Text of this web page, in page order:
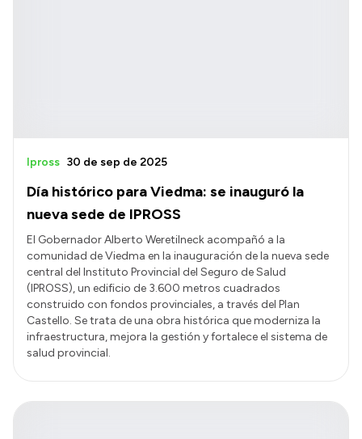
Día histórico para Viedma: se inauguró la
nueva sede de IPROSS
Ipross 30 de sep de 2025
El Gobernador Alberto Weretilneck acompañó a la
comunidad de Viedma en la inauguración de la nueva sede
central del Instituto Provincial del Seguro de Salud
(IPROSS), un edificio de 3.600 metros cuadrados
construido con fondos provinciales, a través del Plan
Castello. Se trata de una obra histórica que moderniza la
infraestructura, mejora la gestión y fortalece el sistema de
salud provincial.